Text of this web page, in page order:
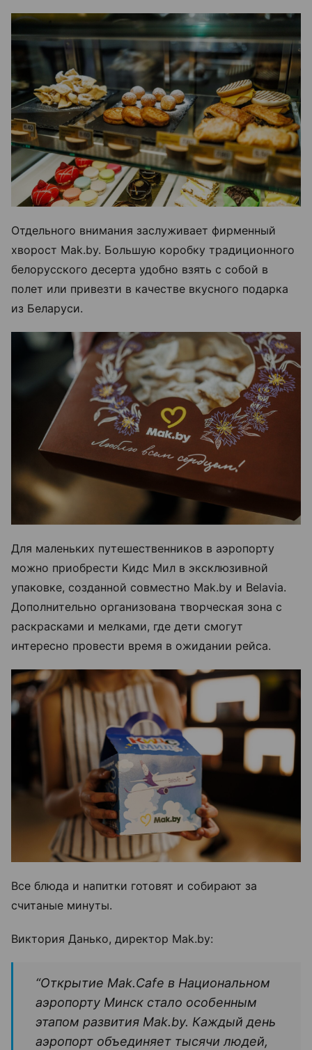
Отдельного внимания заслуживает фирменный
хворост Mak.by. Большую коробку традиционного
белорусского десерта удобно взять с собой в
полет или привезти в качестве вкусного подарка
из Беларуси.
Для маленьких путешественников в аэропорту
можно приобрести Кидс Мил в эксклюзивной
упаковке, созданной совместно Mak.by и Belavia.
Дополнительно организована творческая зона с
раскрасками и мелками, где дети смогут
интересно провести время в ожидании рейса.
Все блюда и напитки готовят и собирают за
считаные минуты.
Виктория Данько, директор Mak.by:
“Открытие Mak.Cafe в Национальном
аэропорту Минск стало особенным
этапом развития Mak.by. Каждый день
аэропорт объединяет тысячи людей,